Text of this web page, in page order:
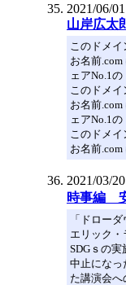
2021/06/
山岸広太
このドメイ
お名前
ェアNo.1
このドメイ
お名前
ェアNo.1
このドメイ
お名前.com
2021/03/
時事編
「ドロー
エリック・
SDGｓの実
中止になっ
た講演会へ